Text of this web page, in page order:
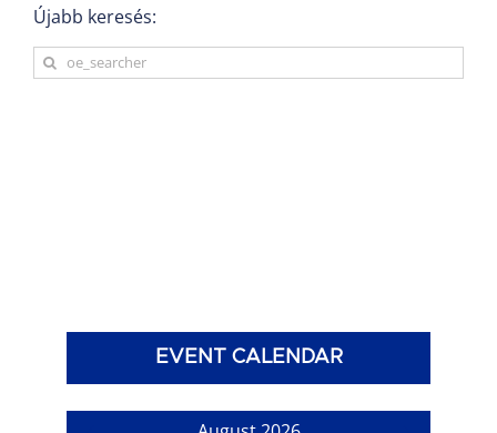
Újabb keresés:
Search
for:
EVENT CALENDAR